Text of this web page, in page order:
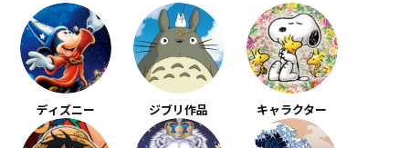
ディズニー ジブリ作品 キャラクター